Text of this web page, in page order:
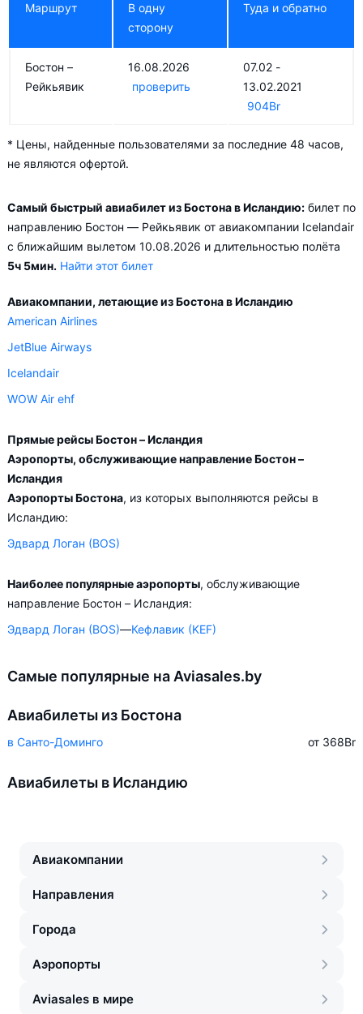
Прямые рейсы из Бостона в Исландию
Самый простой способ оказаться в месте назначения —
прямой перелёт. Прямые рейсы из Бостона в Исландию
выполняют авиакомпании:
WOW Air ehfв Рейкьявик (6 дней в неделю, рейс
WW126)
сделать путешествие ещё интереснее, ведь стыковка может
осуществляться в:
(рейс AY5502 Бостон – Рейкьявик авиакомпании Finnair)
Lufthansa)
(рейс B6211 Бостон – Рейкьявик авиакомпании
Icelandair)
Это отличный шанс познакомиться с этими городами, ведь
время пересадки обычно составляет не менее 6 часов.
Необходимо учесть, что в зависимости от количества дней,
оставшихся до вылета, цена билета на самолёт Бостон –
Исландия может измениться более чем в два раза.
Aviasales.by советует купить авиабилеты из Бостон –
Исландия заранее, чтобы вы могли выбирать условия
перелёта, ориентируясь на свои пожелания и финансовые
Маршрут
В одну
сторону
Туда и обратно
Бостон –
Рейкьявик
16.08.2026
проверить
07.02 -
13.02.2021
904Br
* Цены, найденные пользователями за последние 48 часов,
не являются офертой.
Самый быстрый авиабилет из Бостона в Исландию: билет по
направлению Бостон — Рейкьявик от авиакомпании Icelandair
с ближайшим вылетом 10.08.2026 и длительностью полёта
5ч 5мин. Найти этот билет
Авиакомпании, летающие из Бостона в Исландию
American Airlines
JetBlue Airways
Icelandair
WOW Air ehf
Прямые рейсы Бостон – Исландия
Аэропорты, обслуживающие направление Бостон –
Исландия
Аэропорты Бостона, из которых выполняются рейсы в
Исландию:
Эдвард Логан (BOS)
Наиболее популярные аэропорты, обслуживающие
направление Бостон – Исландия:
Эдвард Логан (BOS)—Кефлавик (KEF)
Самые популярные на Aviasales.by
Авиабилеты из Бостона
в Санто-Доминго от 368Br
Авиабилеты в Исландию
Авиакомпании
Направления
Города
Аэропорты
Aviasales в мире